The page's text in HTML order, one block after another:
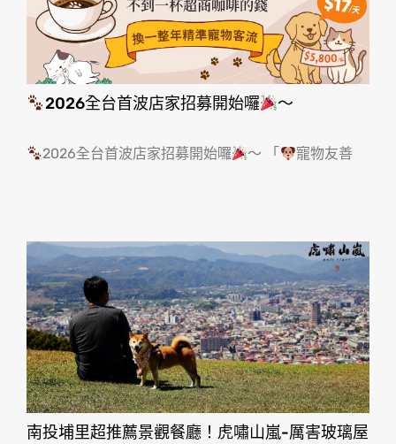
2026全台首波店家招募開始囉 ～
2026全台首波店家招募開始囉 ～ 「 寵物友善
南投埔里超推薦景觀餐廳！虎嘯山嵐-厲害玻璃屋